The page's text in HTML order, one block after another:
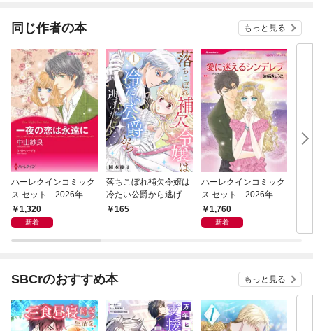
同じ作者の本 もっと見る
ハーレクインコミック
ス セット 2026年 vo
l.1018
1,320
新着
落ちこぼれ補欠令嬢は
冷たい公爵から逃げだ
したい １
165
ハーレクインコミック
ス セット 2026年 vo
l.1069
1,760
新着
落
冷
SBCrのおすすめ本 もっと見る